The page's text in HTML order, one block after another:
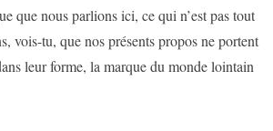
que nous parlions ici, ce qui n’est pas tout
vois-tu, que nos présents propos ne portent
leur forme, la marque du monde lointain